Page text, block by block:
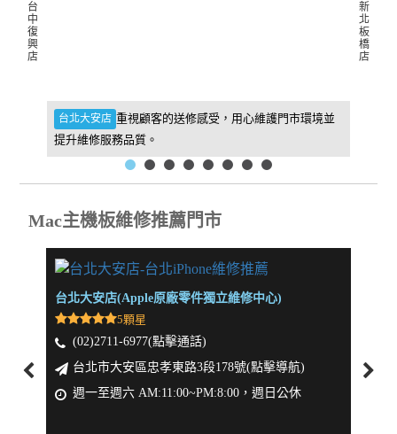
台北大安店 重視顧客的送修感受，用心維護門市環境並
提升維修服務品質。
新
北
板
橋
店
台
中
復
興
店
Mac主機板維修推薦門市
台北大安店(Apple原廠零件獨立維修中心)
5顆星
(02)2711-6977(點擊通話)
台北市大安區忠孝東路3段178號(點擊導航)
週一至週六 AM:11:00~PM:8:00，週日公休